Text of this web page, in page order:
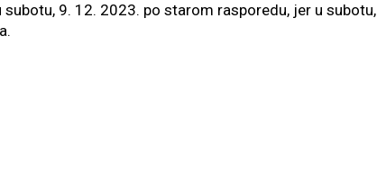
9. 12. 2023. po starom rasporedu, jer u subotu,